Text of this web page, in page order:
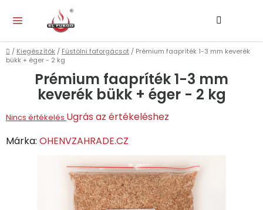
tartalomhoz
Kezdőlap
/ Kiegészítők / Füstölni faforgácsot / Prémium faapríték 1-3 mm keverék
bükk + éger - 2 kg
Prémium faapríték 1-3 mm
keverék bükk + éger - 2 kg
A
átlagos
Nincs értékelés Ugrás az értékeléshez
Márka: OHENVZAHRADE.CZ